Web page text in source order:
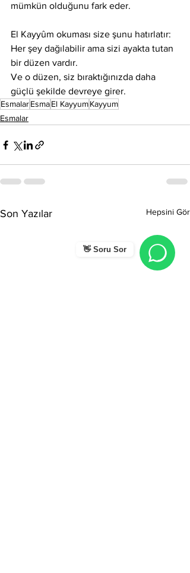
👋 Soru Sor
mümkün olduğunu fark eder.
El Kayyûm okuması size şunu hatırlatır:
Her şey dağılabilir ama sizi ayakta tutan
bir düzen vardır.
Ve o düzen, siz bıraktığınızda daha
güçlü şekilde devreye girer.
EsmalarEsmaEl KayyumKayyum
Esmalar
Son Yazılar Hepsini Gör